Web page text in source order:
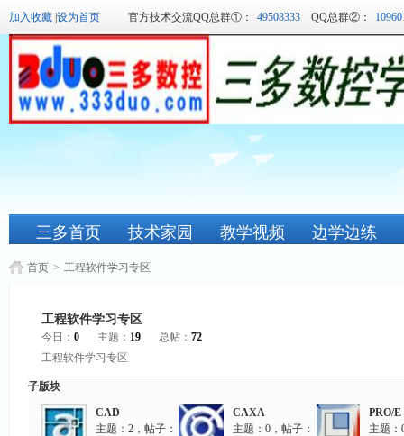
加入收藏 设为首页 官方技术交流QQ总群①： 49508333 QQ总群②：
三多首页 技术家园 教学视频 边学边练
首页 > 工程软件学习专区
工程软件学习专区
今日： 0 主题： 19 总帖： 72
工程软件学习专区
子版块
CAD
主题：2，帖子：
CAXA
主题：0，帖子：
PRO/E
主题